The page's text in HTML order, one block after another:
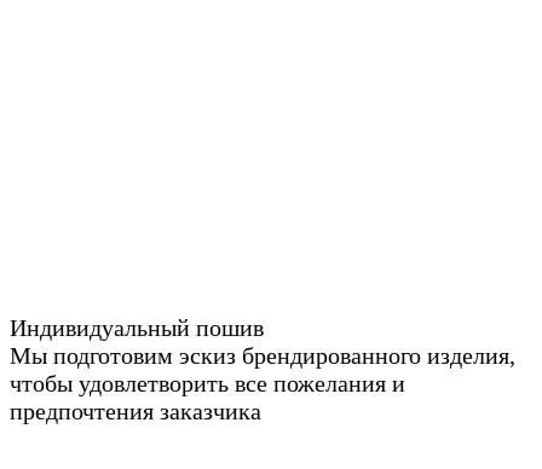
Индивидуальный пошив
Мы подготовим эскиз брендированного изделия,
чтобы удовлетворить все пожелания и
предпочтения заказчика